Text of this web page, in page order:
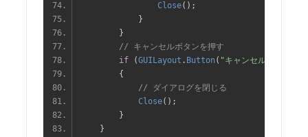
Close();
}
}
// キャンセルボタンを押す
if
(GUILayout . Button( "キャンセル"
{
// ダイアログを閉じる
Close();
}
}